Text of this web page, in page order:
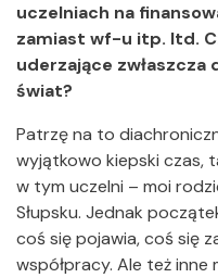
uczelniach na
zamiast wf-u itp. Itd.
uderzające zwłaszcza
świat?
Patrzę na to
wyjątkowo kiepski czas,
w tym uczelni – moi
Słupsku. Jednak
coś się pojawia, coś się
współpracy. Ale też